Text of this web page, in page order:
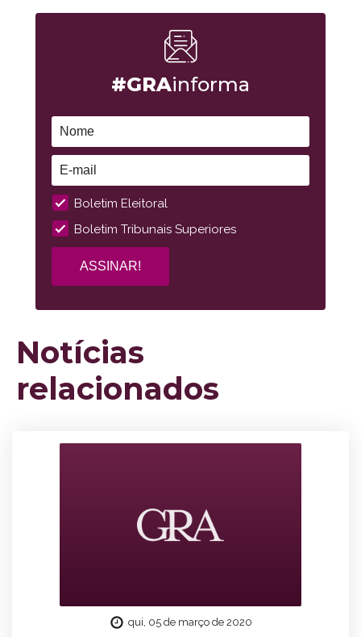
#GRAinforma
Boletim Eleitoral
Boletim Tribunais Superiores
Notícias
relacionados
qui, 05 de março de 2020